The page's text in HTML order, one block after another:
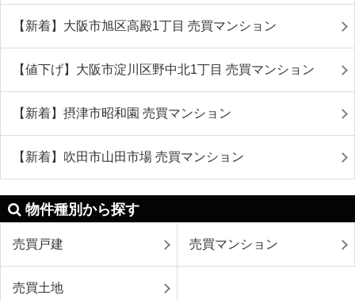
【新着】大阪市旭区高殿1丁目 売買マンション
【値下げ】大阪市淀川区野中北1丁目 売買マンション
【新着】摂津市昭和園 売買マンション
【新着】吹田市山田市場 売買マンション
物件種別から探す
売買戸建 売買マンション
売買土地